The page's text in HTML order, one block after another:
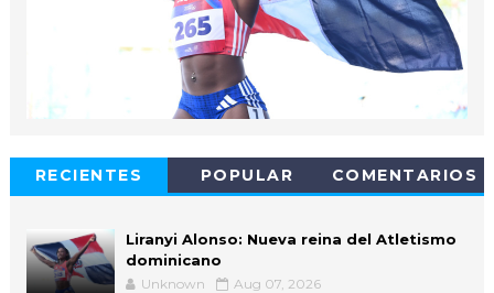
RECIENTES POPULAR COMENTARIOS
Liranyi Alonso: Nueva reina del Atletismo
dominicano
Unknown Aug 07, 2026